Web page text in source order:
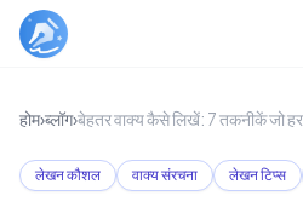
होम›ब्लॉग›बेहतर वाक्य कैसे लिखें: 7 तकनीकें जो हर
लेखन कौशल वाक्य संरचना लेखन टिप्स